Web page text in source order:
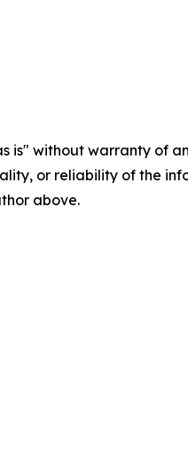
is" without warranty of
or reliability of the
above.